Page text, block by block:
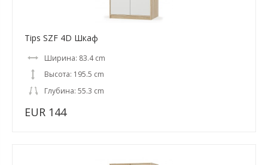
Tips SZF 4D Шкаф
Ширина: 83.4 cm
Высота: 195.5 cm
Глубина: 55.3 cm
EUR 144